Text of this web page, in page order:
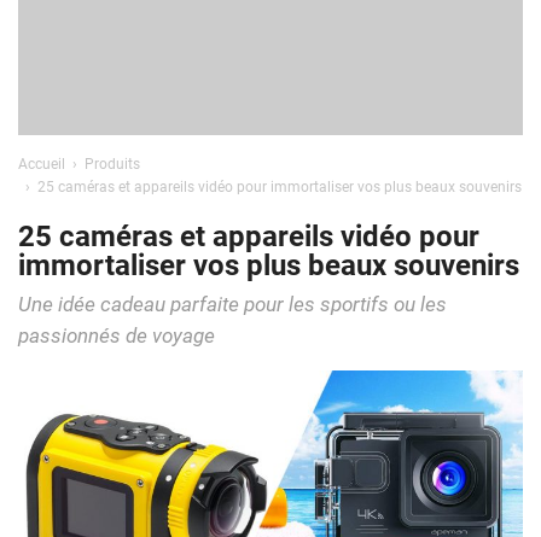
Accueil
Produits
25 caméras et appareils vidéo pour immortaliser vos plus beaux souvenirs
25 caméras et appareils vidéo pour
immortaliser vos plus beaux souvenirs
Une idée cadeau parfaite pour les sportifs ou les
passionnés de voyage